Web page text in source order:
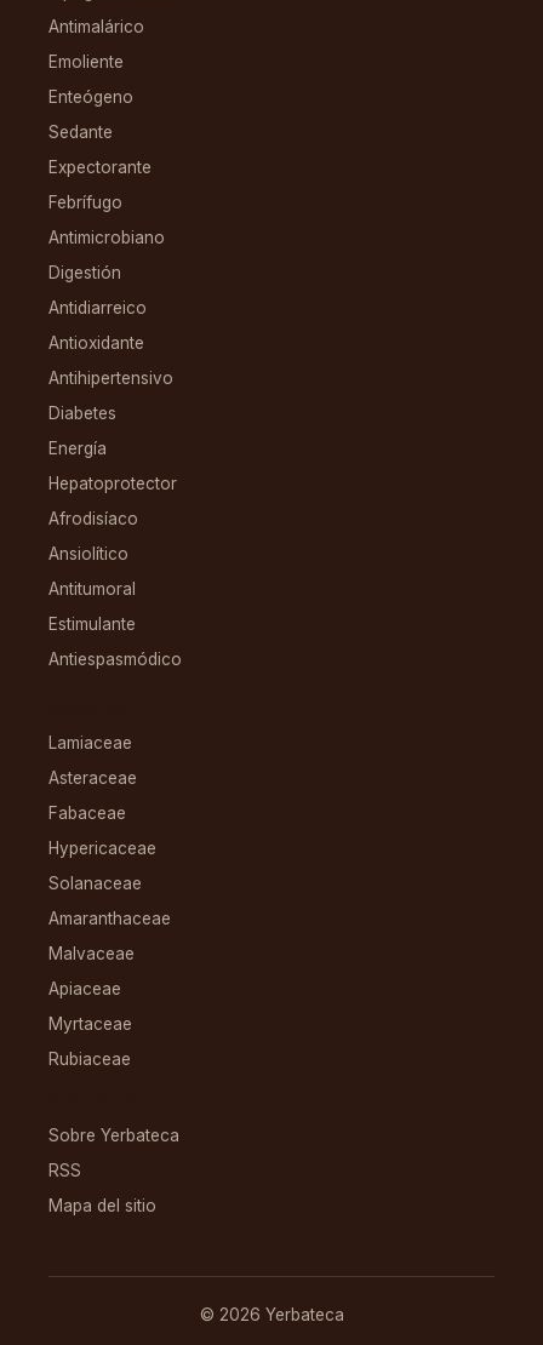
Antimalárico
Emoliente
Enteógeno
Sedante
Expectorante
Febrífugo
Antimicrobiano
Digestión
Antidiarreico
Antioxidante
Antihipertensivo
Diabetes
Energía
Hepatoprotector
Afrodisíaco
Ansiolítico
Antitumoral
Estimulante
Antiespasmódico
Lamiaceae
Asteraceae
Fabaceae
Hypericaceae
Solanaceae
Amaranthaceae
Malvaceae
Apiaceae
Myrtaceae
Rubiaceae
Sobre Yerbateca
RSS
Mapa del sitio
© 2026 Yerbateca